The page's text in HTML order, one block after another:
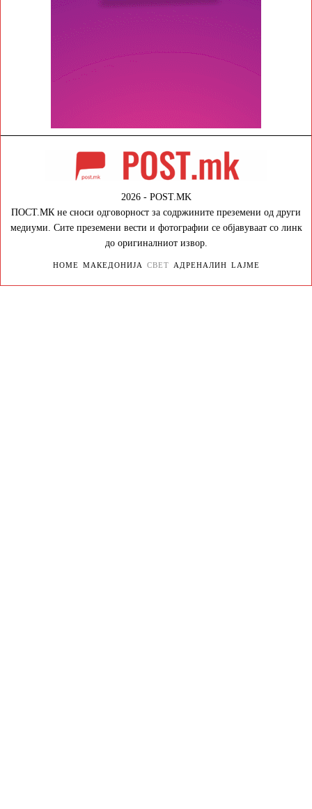
2026 - POST.MK
ПОСТ.МК не сноси одговорност за содржините преземени од други
медиуми. Сите преземени вести и фотографии се објавуваат со линк
до оригиналниот извор.
HOME МАКЕДОНИЈА СВЕТ АДРЕНАЛИН LAJME